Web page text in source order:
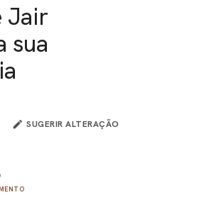
Jair
sua
SUGERIR ALTERAÇÃO